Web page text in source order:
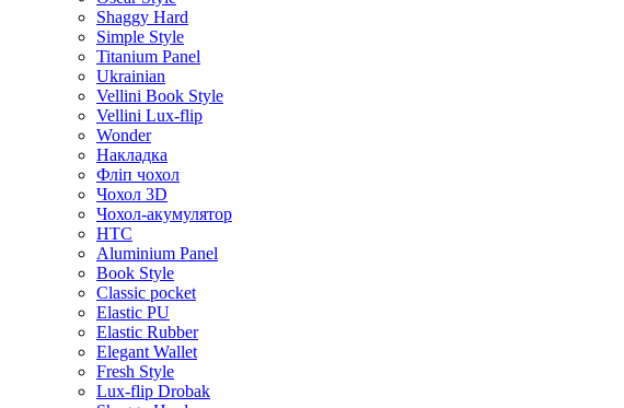
Shaggy Hard
Simple Style
Titanium Panel
Ukrainian
Vellini Book Style
Vellini Lux-flip
Wonder
Накладка
Фліп чохол
Чохол 3D
Чохол-акумулятор
HTC
Aluminium Panel
Book Style
Classic pocket
Elastic PU
Elastic Rubber
Elegant Wallet
Fresh Style
Lux-flip Drobak